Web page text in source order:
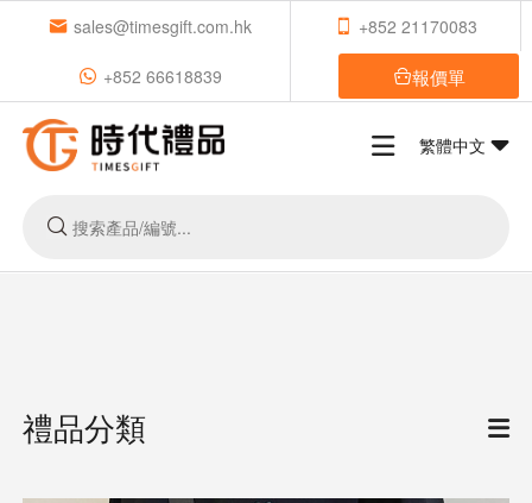
sales@timesgift.com.hk +852 21170083
+852 66618839 報價單
繁體中文
禮品分類